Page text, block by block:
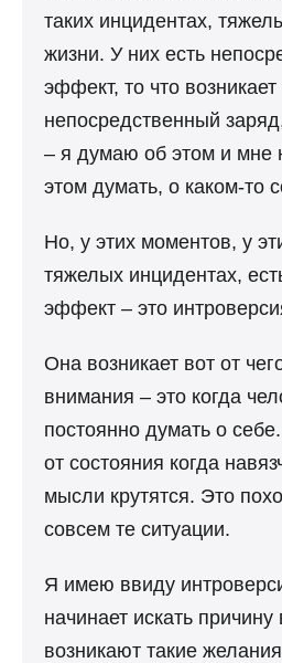
таких инцидентах,
жизни. У них есть
эффект, то что возникает
непосредственный
– я думаю об этом и мне
этом думать, о каком-то
Но, у этих моментов, у
тяжелых инцидентах,
эффект – это
Она возникает вот от
внимания – это когда
постоянно думать о
от состояния когда
мысли крутятся. Это
совсем те ситуации.
Я имею ввиду
начинает искать
возникают такие